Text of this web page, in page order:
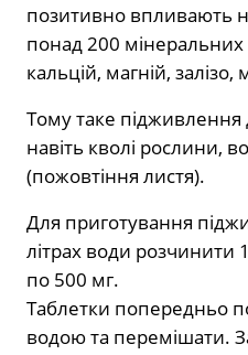
позитивно впливають
понад 200
кальцій, магній, залізо,
Тому таке
навіть кволі рослини,
(пожовтіння листя).
Для приготування
літрах води розчинити
по 500 мг.
Таблетки попередньо
водою та перемішати.